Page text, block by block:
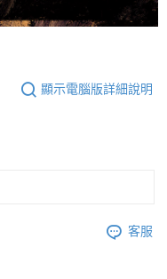
顯示電腦版詳細說明
客服